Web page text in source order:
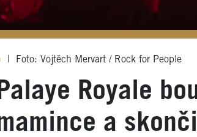
Foto: Vojtěch Mervart / Rock for People
Palaye Royale
a